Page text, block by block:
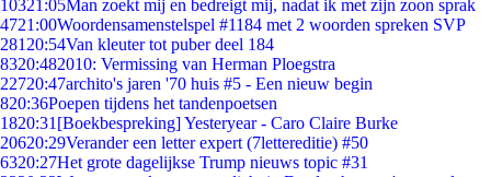
10321:05Man zoekt mij en bedreigt mij, nadat ik met zijn zoon sprak
4721:00Woordensamenstelspel #1184 met 2 woorden spreken SVP
281 20:54Van kleuter tot puber deel 184
8320:482010: Vermissing van Herman Ploegstra
22720:47archito's jaren '70 huis #5 - Een nieuw begin
820:36Poepen tijdens het tandenpoetsen
1820:31 [Boekbespreking] Yesteryear - Caro Claire Burke
20620:29Verander een letter expert (7lettereditie) #50
6320:27Het grote dagelijkse Trump nieuws topic #31